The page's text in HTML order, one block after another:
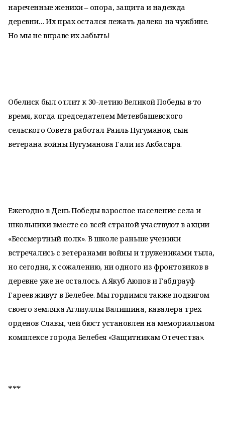
нареченные женихи – опора, защита и надежда
деревни… Их прах остался лежать далеко на чужбине.
Но мы не вправе их забыть!
Обелиск был отлит к 30-летию Великой Победы в то
время, когда председателем Метевбашевского
сельского Совета работал Раиль Нугуманов, сын
ветерана войны Нугуманова Гали из Акбасара.
Ежегодно в День Победы взрослое население села и
школьники вместе со всей страной участвуют в акции
«Бессмертный полк». В школе раньше ученики
встречались с ветеранами войны и тружениками тыла,
но сегодня, к сожалению, ни одного из фронтовиков в
деревне уже не осталось. А Якуб Аюпов и Габдрауф
Гареев живут в Белебее. Мы гордимся также подвигом
своего земляка Аглиуллы Валишина, кавалера трех
орденов Славы, чей бюст установлен на мемориальном
комплексе города Белебея «Защитникам Отечества».
***